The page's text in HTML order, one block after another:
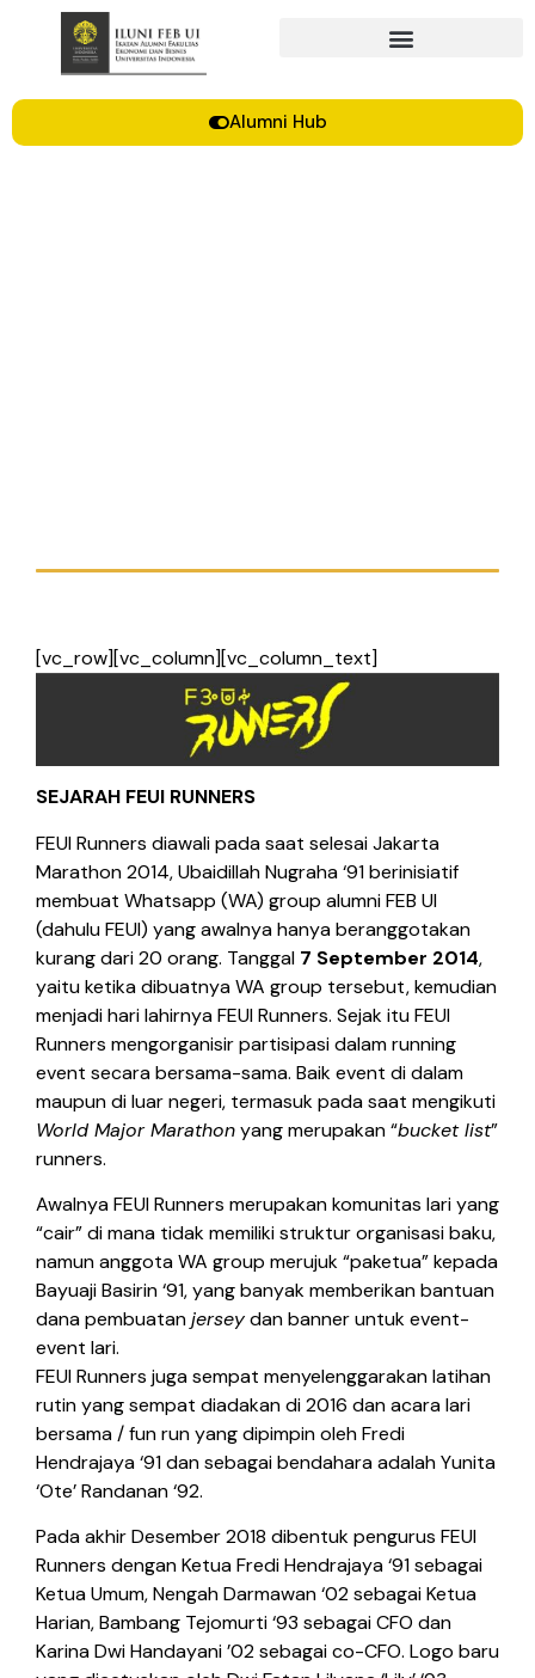
Alumni Hub
[vc_row][vc_column][vc_column_text]
SEJARAH FEUI RUNNERS
FEUI Runners diawali pada saat selesai Jakarta
Marathon 2014, Ubaidillah Nugraha ‘91 berinisiatif
membuat Whatsapp (WA) group alumni FEB UI
(dahulu FEUI) yang awalnya hanya beranggotakan
kurang dari 20 orang. Tanggal 7 September 2014,
yaitu ketika dibuatnya WA group tersebut, kemudian
menjadi hari lahirnya FEUI Runners. Sejak itu FEUI
Runners mengorganisir partisipasi dalam running
event secara bersama-sama. Baik event di dalam
maupun di luar negeri, termasuk pada saat mengikuti
World Major Marathonyang merupakan “bucket list”
runners.
Awalnya FEUI Runners merupakan komunitas lari yang
“cair” di mana tidak memiliki struktur organisasi baku,
namun anggota WA group merujuk “paketua” kepada
Bayuaji Basirin ‘91, yang banyak memberikan bantuan
dana pembuatanjerseydan banner untuk event-
event lari.
FEUI Runners juga sempat menyelenggarakan latihan
rutin yang sempat diadakan di 2016 dan acara lari
bersama / fun run yang dipimpin oleh Fredi
Hendrajaya ‘91 dan sebagai bendahara adalah Yunita
‘Ote’ Randanan ‘92.
Pada akhir Desember 2018 dibentuk pengurus FEUI
Runners dengan Ketua Fredi Hendrajaya ‘91 sebagai
Ketua Umum, Nengah Darmawan ‘02 sebagai Ketua
Harian, Bambang Tejomurti ‘93 sebagai CFO dan
Karina Dwi Handayani ’02 sebagai co-CFO. Logo baru